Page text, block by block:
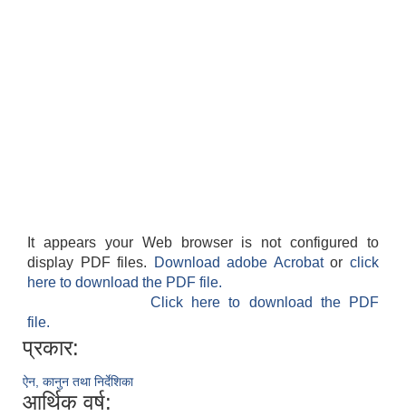
It appears your Web browser is not configured to
display PDF files.
Download adobe Acrobatorclick
here to download the PDF file.
Click here to download the PDF
file.
प्रकार:
ऐन, कानुन तथा निर्देशिका
आर्थिक वर्ष: